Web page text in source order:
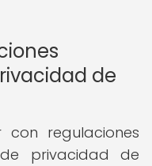
de
con regulaciones
privacidad de